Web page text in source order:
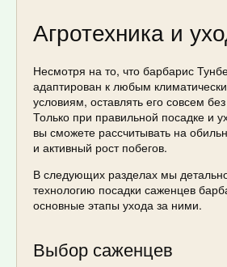
Агротехника и
Несмотря на то, что барбарис
адаптирован к любым
условиям, оставлять его совсем
Только при правильной посадке и
вы сможете рассчитывать на
и активный рост побегов.
В следующих разделах мы
технологию посадки саженцев
основные этапы ухода за ними.
Выбор саженцев